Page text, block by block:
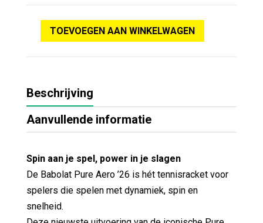
TOEVOEGEN AAN WINKELWAGEN
Beschrijving
Aanvullende informatie
Spin aan je spel, power in je slagen
De Babolat Pure Aero ’26 is hét tennisracket voor
spelers die spelen met dynamiek, spin en
snelheid.